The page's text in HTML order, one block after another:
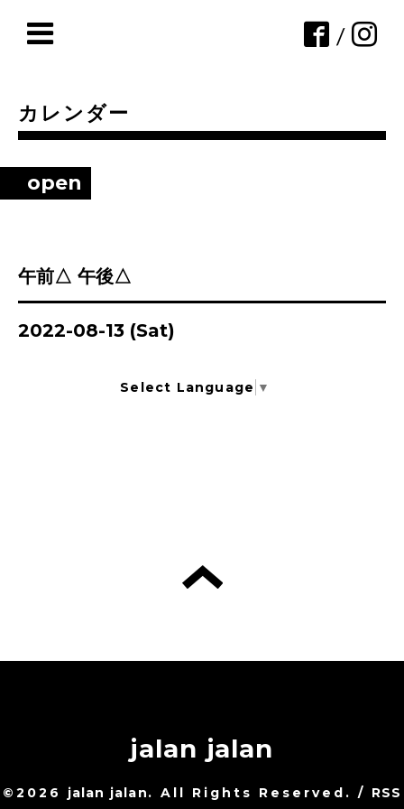
/
カレンダー
open
午前△ 午後△
2022-08-13 (Sat)
Select Language ▼
jalan jalan
©2026 jalan jalan. All Rights Reserved. / RSS